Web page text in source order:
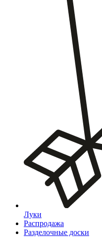
Луки
Распродажа
Разделочные доски